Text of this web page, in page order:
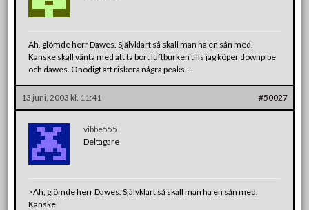
Ah, glömde herr Dawes. Självklart så skall man ha en sån med.
Kanske skall vänta med att ta bort luftburken tills jag köper downpipe
och dawes. Onödigt att riskera några peaks…
13 juni, 2003 kl. 11:41 #50027
vibbe555
Deltagare
>Ah, glömde herr Dawes. Självklart så skall man ha en sån med.
Kanske